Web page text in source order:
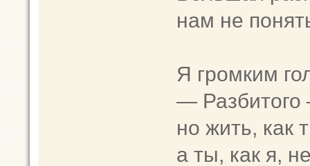
нам не
Я громким
—
но жить, как
а ты, как я,